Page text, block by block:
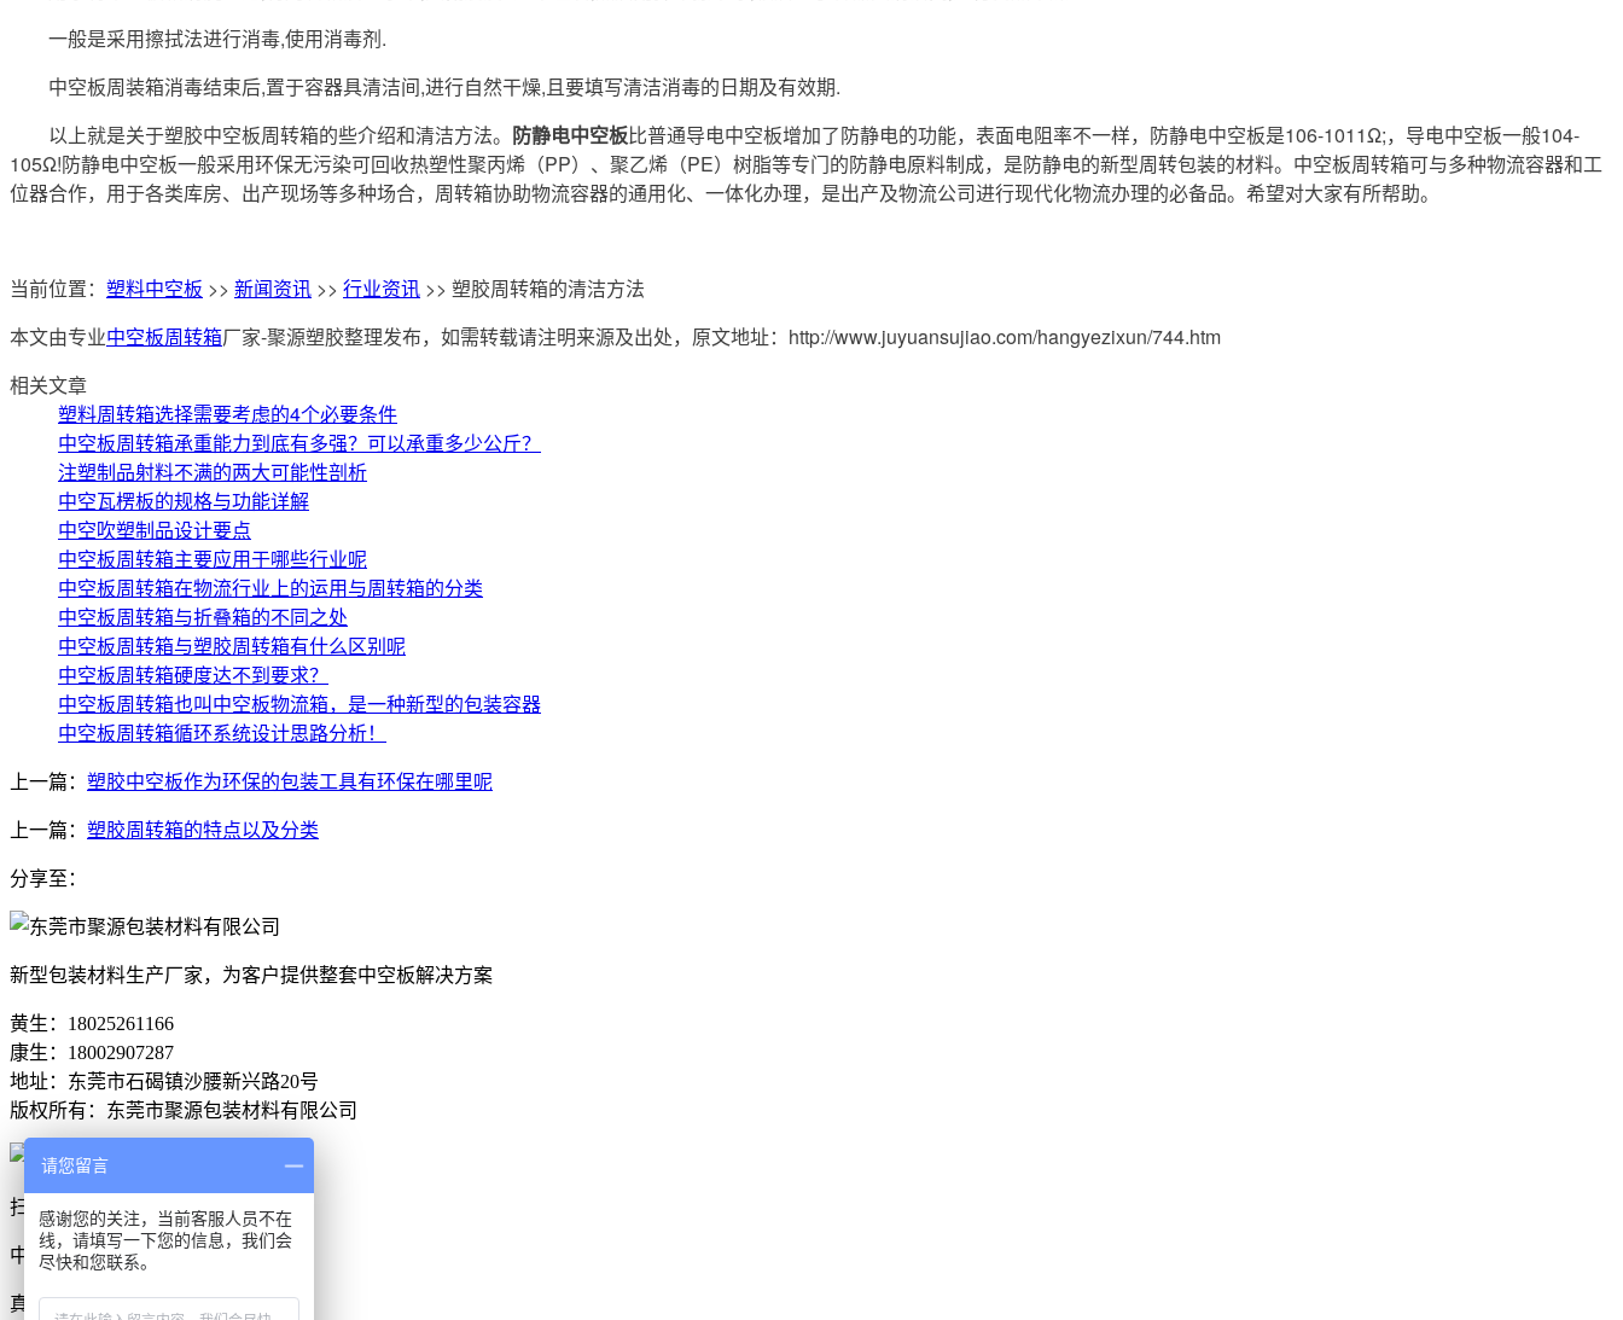
一般是采用擦拭法进行消毒,使用消毒剂.
中空板周装箱消毒结束后,置于容器具清洁间,进行自然干燥,且要填写清洁消毒的日期及有效期.
以上就是关于塑胶中空板周转箱的些介绍和清洁方法。 防静电中空板比普通导电中空板增加了防静电的功能，表面电阻率不一样，防静电中空板是106-1011Ω;，导电中空板一般104-
105Ω!防静电中空板一般采用环保无污染可回收热塑性聚丙烯（PP）、聚乙烯（PE）树脂等专门的防静电原料制成，是防静电的新型周转包装的材料。中空板周转箱可与多种物流容器和工
位器合作，用于各类库房、出产现场等多种场合，周转箱协助物流容器的通用化、一体化办理，是出产及物流公司进行现代化物流办理的必备品。希望对大家有所帮助。
当前位置： 塑料中空板 >> 新闻资讯 >> 行业资讯 >> 塑胶周转箱的清洁方法
本文由专业中空板周转箱厂家-聚源塑胶整理发布，如需转载请注明来源及出处，原文地址：http://www.juyuansujiao.com/hangyezixun/744.htm
相关文章
塑料周转箱选择需要考虑的4个必要条件
中空板周转箱承重能力到底有多强？可以承重多少公斤？
注塑制品射料不满的两大可能性剖析
中空瓦楞板的规格与功能详解
中空吹塑制品设计要点
中空板周转箱主要应用于哪些行业呢
中空板周转箱在物流行业上的运用与周转箱的分类
中空板周转箱与折叠箱的不同之处
中空板周转箱与塑胶周转箱有什么区别呢
中空板周转箱硬度达不到要求？
中空板周转箱也叫中空板物流箱，是一种新型的包装容器
中空板周转箱循环系统设计思路分析！
上一篇： 塑胶中空板作为环保的包装工具有环保在哪里呢
上一篇： 塑胶周转箱的特点以及分类
分享至：
新型包装材料生产厂家，为客户提供整套中空板解决方案
黄生：18025261166
康生：18002907287
地址：东莞市石碣镇沙腰新兴路20号
版权所有：东莞市聚源包装材料有限公司
扫一扫，关注我们
中空板刀卡生产厂家找聚源塑胶
真实的品牌合作是给客户的信任
请您留言
感谢您的关注，当前客服人员不在
线，请填写一下您的信息，我们会
尽快和您联系。